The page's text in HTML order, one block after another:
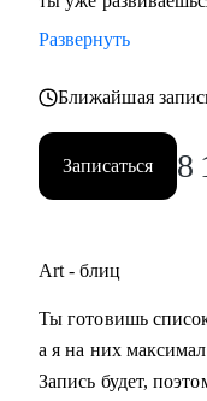
Развернуть
Ближайшая
Записаться 8
Art - блиц
Ты готовишь
а я на них
Запись будет,